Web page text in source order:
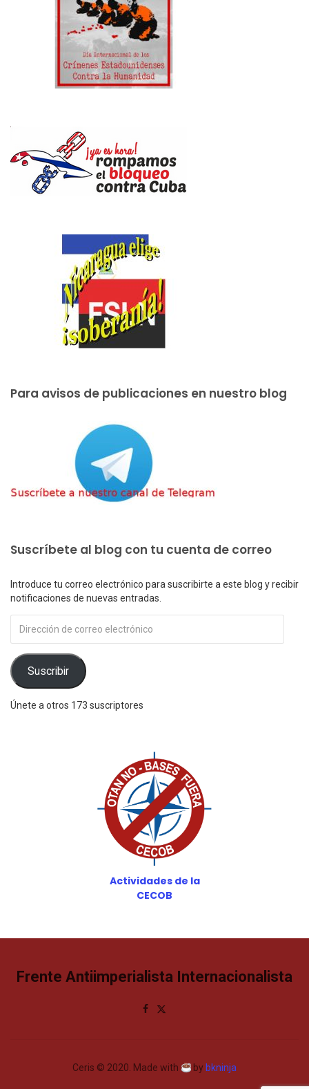
Para avisos de publicaciones en nuestro blog
Suscríbete al blog con tu cuenta de correo
Introduce tu correo electrónico para suscribirte a este blog y recibir
notificaciones de nuevas entradas.
de
electrónico
Suscribir
Únete a otros 173 suscriptores
Actividades de la
CECOB
Frente Antiimperialista Internacionalista
Ceris © 2020. Made with by bkninja